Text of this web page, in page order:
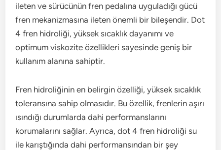
ileten ve sürücünün fren pedalına uyguladığı gücü
fren mekanizmasına ileten önemli bir bileşendir. Dot
4 fren hidroliği, yüksek sıcaklık dayanımı ve
optimum viskozite özellikleri sayesinde geniş bir
kullanım alanına sahiptir.
Fren hidroliğinin en belirgin özelliği, yüksek sıcaklık
toleransına sahip olmasıdır. Bu özellik, frenlerin aşırı
ısındığı durumlarda dahi performanslarını
korumalarını sağlar. Ayrıca, dot 4 fren hidroliği su
ile karıştığında dahi performansından bir şey